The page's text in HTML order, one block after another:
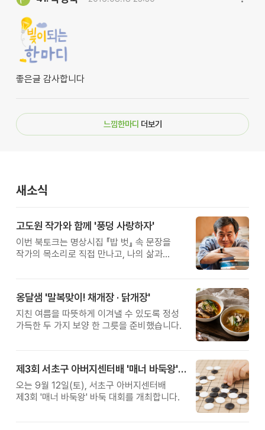
좋은글 감사합니다
느낌한마디 더보기
새소식
고도원 작가와 함께 '풍덩 사랑하자'
이번 북토크는 명상시집 『밥 벗』 속 문장을
작가의 목소리로 직접 만나고, 나의 삶과
옹달샘 '말복맞이! 채개장 · 닭개장'
지친 여름을 따뜻하게 이겨낼 수 있도록 정성
가득한 두 가지 보양 한 그릇을 준비했습니다.
제3회 서초구 아버지센터배 '매너 바둑왕' 대회
오는 9월 12일(토), 서초구 아버지센터배
제3회 '매너 바둑왕' 바둑 대회를 개최합니다.